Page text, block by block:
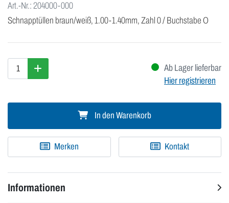
Art.-Nr.: 204000-000
Schnapptüllen braun/weiß, 1.00-1.40mm, Zahl 0 / Buchstabe O
Ab Lager lieferbar
Hier registrieren
In den Warenkorb
Merken Kontakt
Informationen